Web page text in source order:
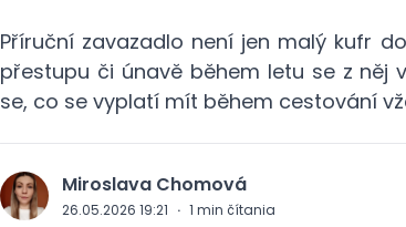
Příruční zavazadlo není jen malý kufr
přestupu či únavě během letu se z něj
se, co se vyplatí mít během cestování
J Miroslava Chomová
26.05.2026 19:21 · 1 min čítania